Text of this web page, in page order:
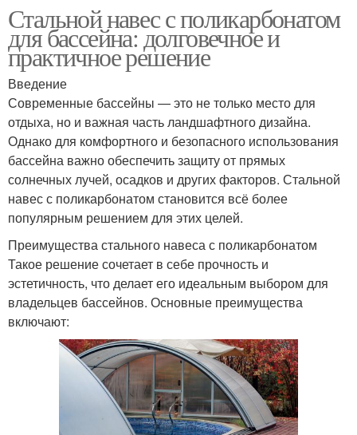
Стальной навес с поликарбонатом
для бассейна: долговечное и
практичное решение
Введение
Современные бассейны — это не только место для
отдыха, но и важная часть ландшафтного дизайна.
Однако для комфортного и безопасного использования
бассейна важно обеспечить защиту от прямых
солнечных лучей, осадков и других факторов. Стальной
навес с поликарбонатом становится всё более
популярным решением для этих целей.
Преимущества стального навеса с поликарбонатом
Такое решение сочетает в себе прочность и
эстетичность, что делает его идеальным выбором для
владельцев бассейнов. Основные преимущества
включают: